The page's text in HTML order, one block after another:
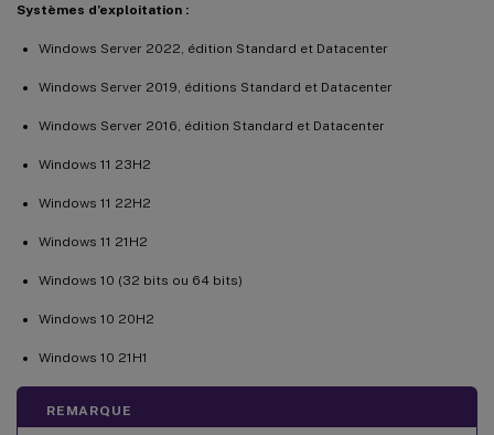
Systèmes d’exploitation :
Windows Server 2022, édition Standard et Datacenter
Windows Server 2019, éditions Standard et Datacenter
Windows Server 2016, édition Standard et Datacenter
Windows 11 23H2
Windows 11 22H2
Windows 11 21H2
Windows 10 (32 bits ou 64 bits)
Windows 10 20H2
Windows 10 21H1
REMARQUE